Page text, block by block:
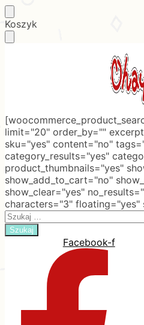
Skip
to
Skip
to
Koszyk
limit="20" order_by=""
sku="yes" content="no"
category_results="yes"
product_thumbnails="yes"
show_add_to_cart="no"
show_clear="yes"
characters="3" floating="yes"
Search
for:
Facebook-f